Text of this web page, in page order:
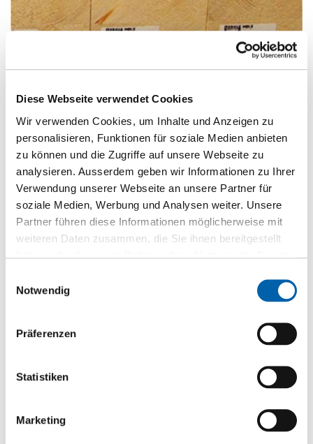
Diese Webseite verwendet Cookies
Wir verwenden Cookies, um Inhalte und Anzeigen zu
personalisieren, Funktionen für soziale Medien anbieten
zu können und die Zugriffe auf unsere Webseite zu
analysieren. Ausserdem geben wir Informationen zu Ihrer
Verwendung unserer Webseite an unsere Partner für
soziale Medien, Werbung und Analysen weiter. Unsere
Partner führen diese Informationen möglicherweise mit
weiteren Daten zusammen, die Sie ihnen bereitgestellt
haben oder die sie im Rahmen Ihrer Nutzung der Dienste
Notwendig
Präferenzen
Statistiken
Marketing
Balken
Produktkategorien
Brandschutz
Massivholzpl./ Bauholz